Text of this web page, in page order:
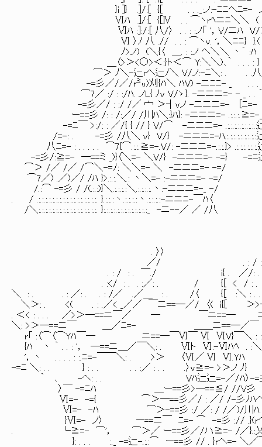
}i ]} .]/:[ {[ . . ._:ノ:-ﾆﾆヘﾆ=- ノ⌒
Ⅵﾊ .]/:[ {[Ⅳ . . ⌒ヽrﾍニﾆ＼＼ ( : . .
Ⅵﾊ :]:/:[ 八/〉 . . : :ノ「 '，V/ニﾊ V/＞ :
Ⅵ 〉ﾉ 八 .// . . : ⌒ヽv. '，＼ﾆﾆ} }.( : .
ﾉ>ノ) (＼{〈 ＿. : :ノ ヘ＼＼ 丶´ :ﾊ
＿〈>＞<○>＜:}ト＜⌒ Y:＼＼)､｀ . . . : }
⌒＞ ﾉ＼-辷rヘ辷ﾉ＼ V/ノ:-ﾆ＼: . . .八
-=彡／/／/r㍉)刈{ﾊ＼ ﾊV) -ニﾆﾆ- _ . . . }
⌒7／ :/ : :/ﾊ. ノL{ ﾉv V/ゝ}. -ニニニ=- - _ . .
-=彡／/ : :/ /／ 宀 ＞┤vノ -ニニニ=- [ﾆ=-
ー==彡 /: : /:／/ /川ﾊ＼:}ﾊ}: -ニニニ=- .:.:.:.≧=-＿＿
-=ﾆ￣ >:/: : ／/{ { // } V/⌒ -ニニニ=- .:.:.:.:.:.:.:.:.:辷
/=-: . -=彡 /八＼ v} V/} -ニニニ=-ﾊ.:.:.:.:.:.:.:.:.:辷)}
八ﾆ=- : . . . . . ⌒7{⌒.:.:.≧=-.V/: -ニニニ=-.:.:.}> .:.:.:.:.:.:.
-=彡/:≧=- ─==ミ _)}〈＼=- ＼V/} -ニニニ=- -=} -=ﾆ
⌒＞ /／ /／ /⌒＼-=ﾉ: ＼＼=- ＼ -ニニニ=- -=/
⌒7／) .／)／/ /ﾊ }>.:.:.＼.: 丶＼=- :-ニニニ=- -=/
/.:⌒ -=彡 / /(.:.:)}＼.:.:.:.:＼.:.:.:.:.丶:-ニニニ=-_ -/
. / .:.:.:.:.:.:.:.:.:.:.:.:.:.:.:.:.:. }.:.:.:丶.:.:.:.:丶.:.:.:.:-ニニﾆ-￣ﾊ〈
/＼:.:.:.:.:.:.:.:.:.:.:.:.:.:.:.:.:. }:.:.:.:.:.:.:.:.:.:.:.:.:_ -ニ--／ ／ /八
. 〉〉
／/ . : / : .
. : / : . ￣./ i{ . ／/: .
. :</ : . . :／: . / {[ < / : . ／ .
＼ : . . : ／: . . : /／ .／＿ : . /〈 {[ :＼ : . .
＼＞: . <( . : .／< _／／ ￣ニ==─／/ 〈( i{[ ＞
. ＜< : . . . ／>＞─==ニ￣／ ─ ￣ニ==─ ニ
＼: >＞─==ニ￣ ＿／ﾆ=- ＿＿ニ==─／￣ : : :
r「 :〈⌒〈⌒Yﾊ￣─ ニ==─￣Ⅵ￣ Ⅵ ⅥV}￣＼ : : :
{ﾊ 丶 ｀ . . : '， ─==ニ＿／￣＼: . Ⅵト Ⅵ:-Ⅵﾊﾍ . :＼:
'，丶 . . . . : :.ﾆ=-￣￣＼: . >＞ 〈Ⅵ／ Ⅵ Ⅵ.Yﾊ 《
-=ﾆ ＼: . . } : . . . . :／ : . . .〉v≧=- >＞ノ ﾉ}
｀ ､ -ヘ: . . Vﾊ辷辷=-／/ﾊ〉-=彡ノ(_, 「相手
〉￣ -=ﾆﾊ ＿ー==彡>─==≦/ //V彡 -
Ⅵ=- -={ ⌒＞─==彡／/ : ／/ /-彡ﾉﾊへ -/
Ⅵ=- -ﾊ ⌒＞-==彡 :/ ／: / /／)/川ﾊ.:.:Ⅵ.:.:
}Ⅵ=- ノ〉 ー==ニ￣ ﾆ=- ⌒ -=彡 :// .}(rヘ
. └≧=- ⌒'， ⌒＞／ ー==彡／/ハ≧=- /／}.:乂
}: . . . :._ -=辷-.:.:⌒ ー==彡 // . }rヘ=- ＼／￣